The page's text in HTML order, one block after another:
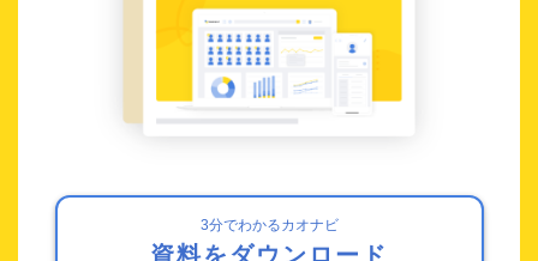
3分でわかるカオナビ
資料をダウンロード